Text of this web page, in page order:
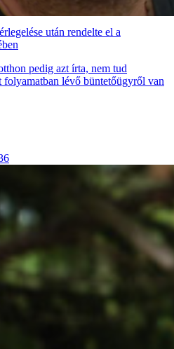
után rendelte el a
pedig azt írta, nem tud
folyamatban lévő büntetőügyről van